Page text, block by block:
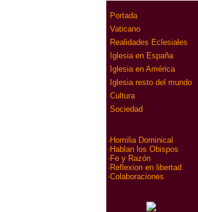
Portada
Vaticano
Realidades Eclesiales
Iglesia en España
Iglesia en América
Iglesia resto del mundo
Cultura
Sociedad
· Homilia Dominical
· Hablan los Obispos
· Fe y Razón
· Reflexion en libertad
·Colaboraciones